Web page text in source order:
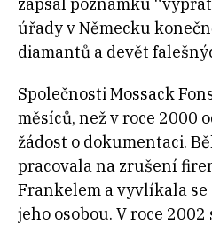
úřady v Německu
diamantů a devět
Společnosti Mossack
měsíců, než v roce 2000
žádost o dokumentaci.
pracovala na zrušení
Frankelem a vyvlíkala
jeho osobou. V roce